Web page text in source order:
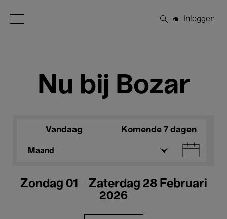
Open Menu
Zoeken
Inloggen
Nu bij Bozar
Vandaag Komende 7 dagen
Maand
Zondag 01 - Zaterdag 28 Februari
2026